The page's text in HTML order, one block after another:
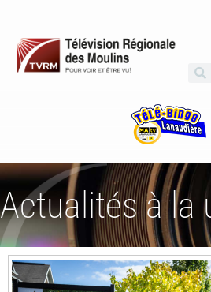
Actualités à la